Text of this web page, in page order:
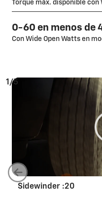
Torque máx. disponible con
0-60 en menos de
Con Wide Open Watts en
Sidewinder :20
1/5